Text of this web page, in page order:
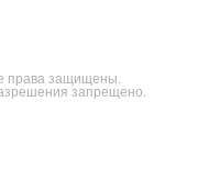
защищены.
запрещено.